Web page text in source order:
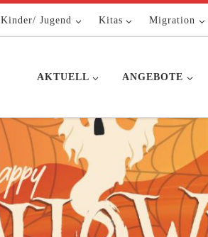
Kinder/ Jugend Kitas Migration
AKTUELL ANGEBOTE